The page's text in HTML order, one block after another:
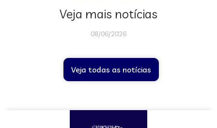
Veja mais notícias
08/06/2026
Veja todas as notícias